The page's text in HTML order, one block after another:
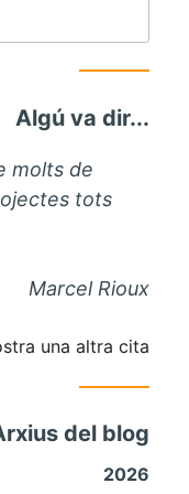
Algú va dir...
molts de
tots
Marcel Rioux
una altra cita
del blog
2026